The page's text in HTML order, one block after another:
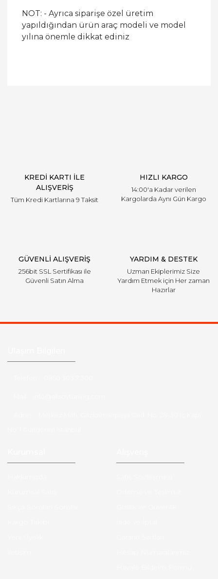
NOT: - Ayrıca siparişe özel üretim
yapıldığından ürün araç modeli ve model
yılına önemle dikkat ediniz
KREDİ KARTI İLE
ALIŞVERİŞ
Tüm Kredi Kartlarına 9 Taksit
HIZLI KARGO
14:00'a Kadar verilen
Kargolarda Aynı Gün Kargo
GÜVENLİ ALIŞVERİŞ
256bit SSL Sertifikası ile
Güvenli Satın Alma
YARDIM & DESTEK
Uzman Ekiplerimiz Size
Yardım Etmek için Her zaman
Hazırlar